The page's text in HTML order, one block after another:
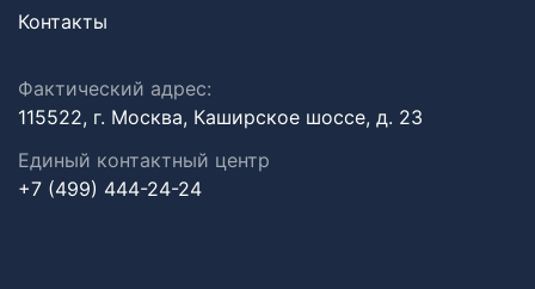
Контакты
Фактический адрес:
115522, г. Москва, Каширское шоссе, д. 23
Единый контактный центр
+7 (499) 444-24-24